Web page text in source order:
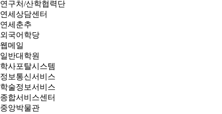
연구처/산학협력단
연세상담센터
연세춘추
외국어학당
웹메일
일반대학원
학사포탈시스템
정보통신서비스
학술정보서비스
종합서비스센터
중앙박물관